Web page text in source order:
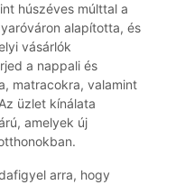
húszéves múlttal a
alapította, és
vásárlók
a nappali és
matracokra, valamint
üzlet kínálata
amelyek új
arra, hogy